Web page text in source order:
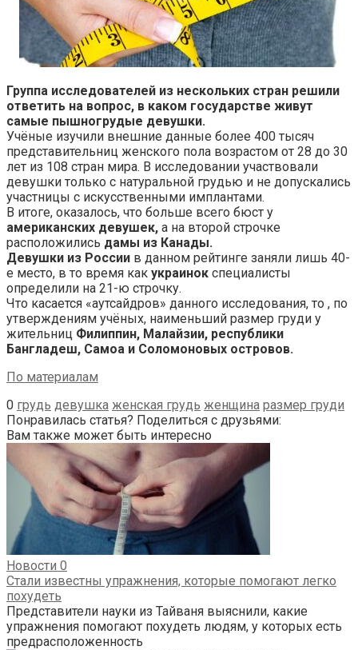
Группа исследователей из нескольких стран решили
ответить на вопрос, в каком государстве живут
самые пышногрудые девушки.
Учёные изучили внешние данные более 400 тысяч
представительниц женского пола возрастом от 28 до 30
лет из 108 стран мира. В исследовании участвовали
девушки только с натуральной грудью и не допускались
участницы с искусственными имплантами.
В итоге, оказалось, что больше всего бюст у
американских девушек, а на второй строчке
расположились дамы из Канады.
Девушки из России в данном рейтинге заняли лишь 40-
е место, в то время как украинок специалисты
определили на 21-ю строчку.
Что касается «аутсайдров» данного исследования, то , по
утверждениям учёных, наименьший размер груди у
жительниц Филиппин, Малайзии, республики
Бангладеш, Самоа и Соломоновых островов.
По материалам
0 грудь девушка женская грудь женщина размер груди
Понравилась статья? Поделиться с друзьями:
Вам также может быть интересно
Новости 0
Стали известны упражнения, которые помогают легко
похудеть
Представители науки из Тайваня выяснили, какие
упражнения помогают похудеть людям, у которых есть
предрасположенность